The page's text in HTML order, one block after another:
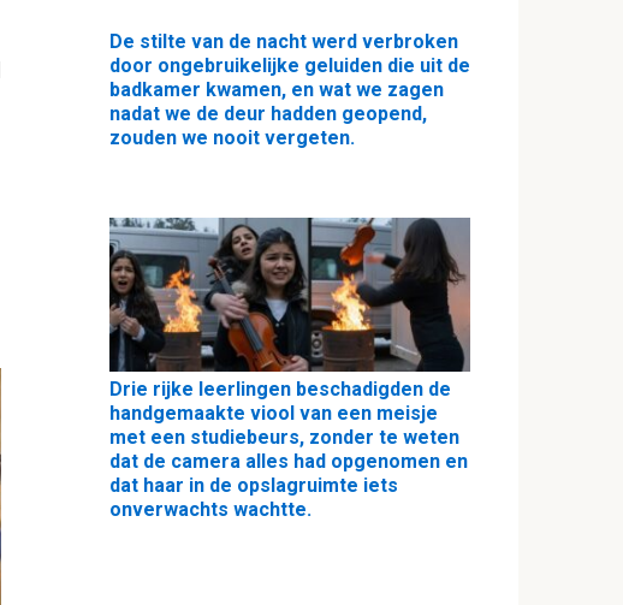
De stilte van de nacht werd verbroken
door ongebruikelijke geluiden die uit de
badkamer kwamen, en wat we zagen
nadat we de deur hadden geopend,
zouden we nooit vergeten.
Drie rijke leerlingen beschadigden de
handgemaakte viool van een meisje
met een studiebeurs, zonder te weten
dat de camera alles had opgenomen en
dat haar in de opslagruimte iets
onverwachts wachtte.